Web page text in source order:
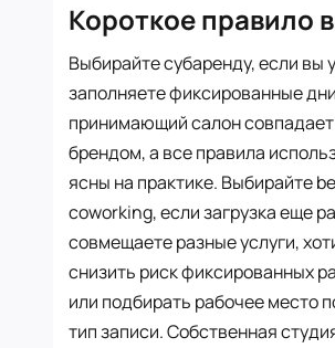
Короткое правило
Выбирайте субаренду, если вы
заполняете фиксированные
принимающий салон
брендом, а все правила
ясны на практике. Выбирайте
coworking, если загрузка еще
совмещаете разные услуги,
снизить риск фиксированных
или подбирать рабочее место
тип записи. Собственная